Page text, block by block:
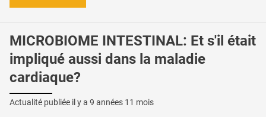
MICROBIOME INTESTINAL: Et s'il était
impliqué aussi dans la maladie
cardiaque?
Actualité publiée il y a 9 années 11 mois